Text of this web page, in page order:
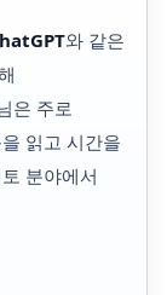
와 같은
은 주로
읽고 시간을
분야에서